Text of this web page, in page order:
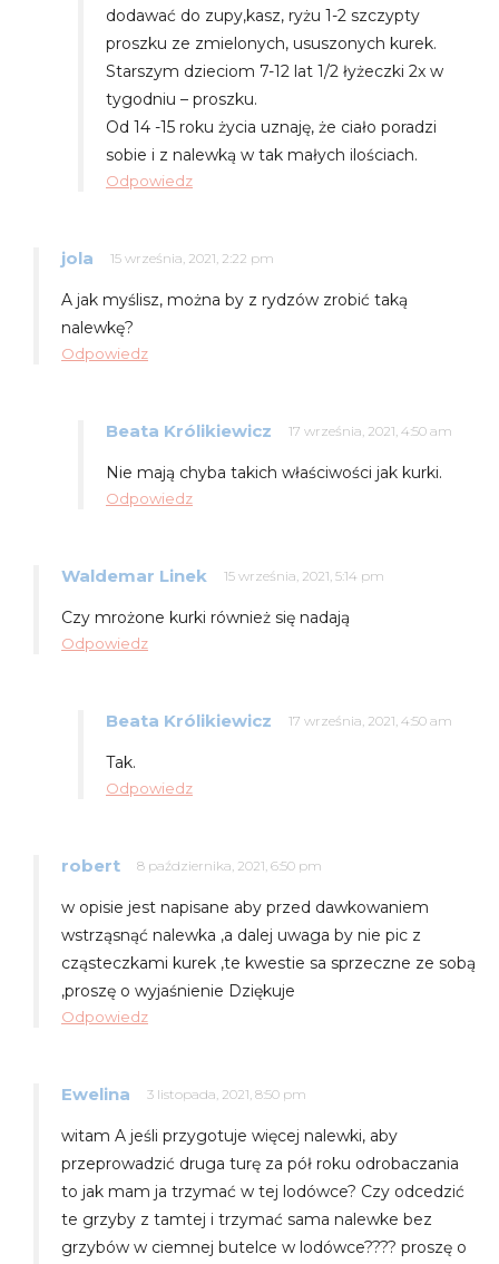
dodawać do zupy,kasz, ryżu 1-2 szczypty
proszku ze zmielonych, ususzonych kurek.
Starszym dzieciom 7-12 lat 1/2 łyżeczki 2x w
tygodniu – proszku.
Od 14 -15 roku życia uznaję, że ciało poradzi
sobie i z nalewką w tak małych ilościach.
Odpowiedz
jola 15 września, 2021, 2:22 pm
A jak myślisz, można by z rydzów zrobić taką
nalewkę?
Odpowiedz
Beata Królikiewicz 17 września, 2021, 4:50 am
Nie mają chyba takich właściwości jak kurki.
Odpowiedz
Waldemar Linek 15 września, 2021, 5:14 pm
Czy mrożone kurki również się nadają
Odpowiedz
Beata Królikiewicz 17 września, 2021, 4:50 am
Tak.
Odpowiedz
robert 8 października, 2021, 6:50 pm
w opisie jest napisane aby przed dawkowaniem
wstrząsnąć nalewka ,a dalej uwaga by nie pic z
cząsteczkami kurek ,te kwestie sa sprzeczne ze sobą
,proszę o wyjaśnienie Dziękuje
Odpowiedz
Ewelina 3 listopada, 2021, 8:50 pm
witam A jeśli przygotuje więcej nalewki, aby
przeprowadzić druga turę za pół roku odrobaczania
to jak mam ja trzymać w tej lodówce? Czy odcedzić
te grzyby z tamtej i trzymać sama nalewke bez
grzybów w ciemnej butelce w lodówce???? proszę o